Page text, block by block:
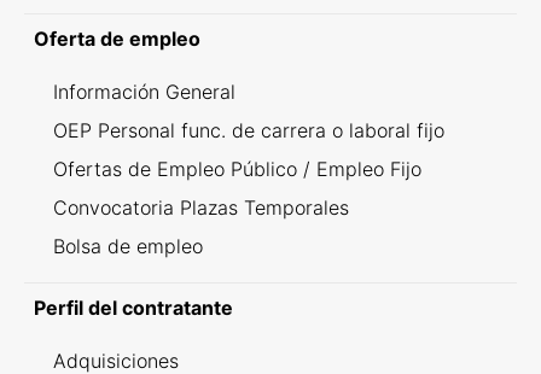
Oferta de empleo
Información General
OEP Personal func. de carrera o laboral fijo
Ofertas de Empleo Público / Empleo Fijo
Convocatoria Plazas Temporales
Bolsa de empleo
Perfil del contratante
Adquisiciones